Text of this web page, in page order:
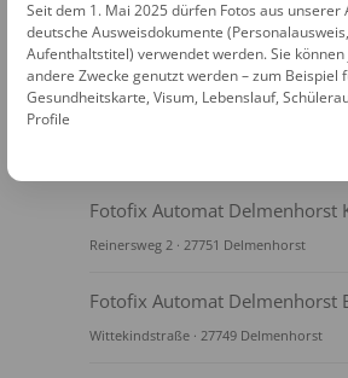
Fotofix Automat Delmenhorst
Reinersweg 2 · 27751 Delmenhorst
Fotofix Automat Delmenhorst
Wittekindstraße · 27749 Delmenhorst
Seit dem 1. Mai 2025 dürfen Fotos aus
deutsche Ausweisdokumente
Aufenthaltstitel) verwendet werden. Sie
andere Zwecke genutzt werden – zum Beispiel
Gesundheitskarte, Visum, Lebenslauf,
Profile